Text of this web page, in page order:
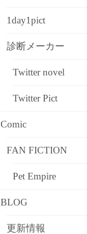
1day1pict
診断メーカー
Twitter novel
Twitter Pict
Comic
FAN FICTION
Pet Empire
BLOG
更新情報